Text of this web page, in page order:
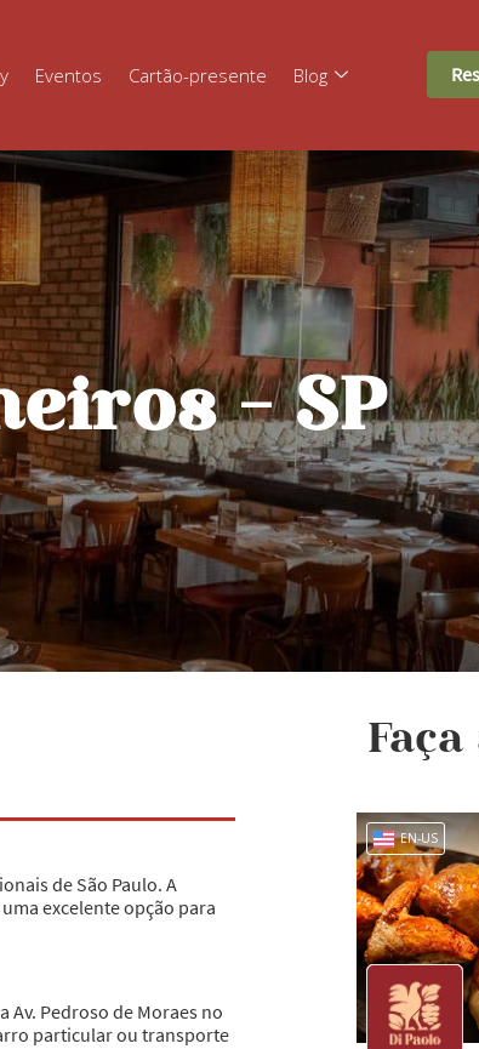
Eventos Cartão-presente Blog
- SP
de São Paulo. A
excelente opção para
Av. Pedroso de Moraes no
particular ou transporte